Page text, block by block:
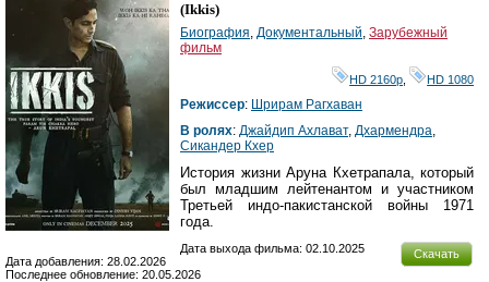
(Ikkis)
Биография, Документальный, Зарубежный
фильм
HD 2160р HD 1080
Режиссер: Шрирам Рагхаван
В ролях: Джайдип Ахлават, Дхармендра,
Сикандер Кхер
История жизни Аруна Кхетрапала, который
был младшим лейтенантом и участником
Третьей индо-пакистанской войны 1971
года.
Скачать
Дата выхода фильма: 02.10.2025
Дата добавления: 28.02.2026
Последнее обновление: 20.05.2026